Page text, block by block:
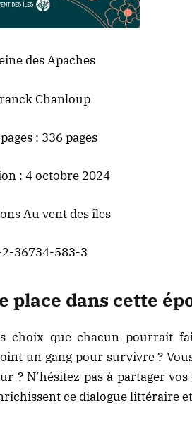
des Apaches
Chanloup
: 336 pages
: 4 octobre 2024
Au vent des îles
2-36734-583-3
dans cette
choix que chacun pourrait
un gang pour survivre ?
N’hésitez pas à partager
ce dialogue littéraire